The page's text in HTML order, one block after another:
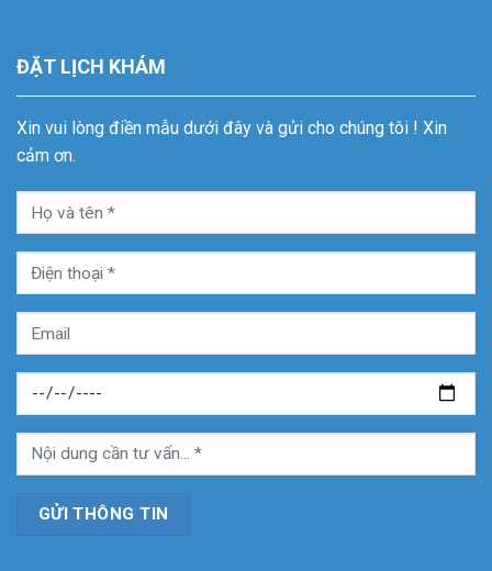
ĐẶT LỊCH KHÁM
Xin vui lòng điền mẫu dưới đây và gửi cho chúng tôi ! Xin
cảm ơn.